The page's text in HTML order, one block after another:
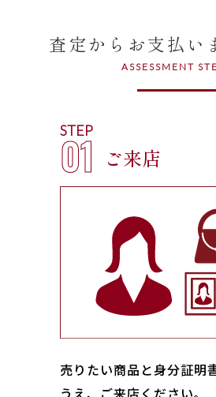
査定からお支払い
ASSESSMENT
STEP
01 ご来店
売りたい商品と身分証明
うえ、ご来店ください｡